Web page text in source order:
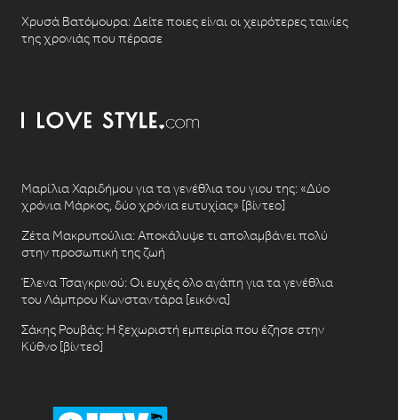
Χρυσά Βατόμουρα: Δείτε ποιες είναι οι χειρότερες ταινίες
της χρονιάς που πέρασε
Μαρίλια Χαριδήμου για τα γενέθλια του γιου της: «Δύο
χρόνια Μάρκος, δύο χρόνια ευτυχίας» [βίντεο]
Ζέτα Μακρυπούλια: Αποκάλυψε τι απολαμβάνει πολύ
στην προσωπική της ζωή
Έλενα Τσαγκρινού: Οι ευχές όλο αγάπη για τα γενέθλια
του Λάμπρου Κωνσταντάρα [εικόνα]
Σάκης Ρουβάς: Η ξεχωριστή εμπειρία που έζησε στην
Κύθνο [βίντεο]